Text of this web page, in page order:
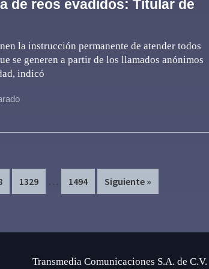
de reos evadidos: Titular de
la instrucción permanente de atender todos
se generen a partir de los llamados anónimos
indicó
Page
1329
Interim
pages
… Page
1494 Siguiente »
Transmedia Comunicaciones S.A. de C.V.